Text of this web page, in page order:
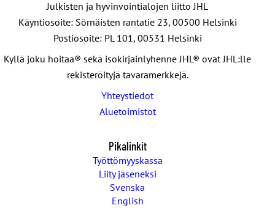
Julkisten ja hyvinvointialojen liitto JHL
Käyntiosoite: Sörnäisten rantatie 23, 00500 Helsinki
Postiosoite: PL 101, 00531 Helsinki
Kyllä joku hoitaa® sekä isokirjainlyhenne JHL® ovat JHL:lle
rekisteröityjä tavaramerkkejä.
Yhteystiedot
Aluetoimistot
Pikalinkit
Työttömyyskassa
Liity jäseneksi
Svenska
English